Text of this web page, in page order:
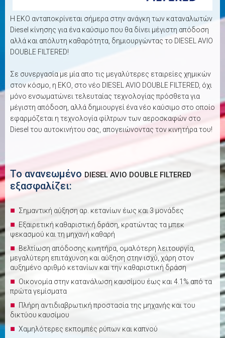
H EKO ανταποκρίνεται σήμερα στην ανάγκη των καταναλωτών
Diesel κίνησης για ένα καύσιμο που θα δίνει μέγιστη απόδοση
αλλά και απόλυτη καθαρότητα, δημιουργώντας το DIESEL AVIO
DOUBLE FILTERED!
Σε συνεργασία με μία απο τις μεγαλύτερες εταιρείες χημικών
στον κόσμο, η ΕΚΟ, στο νέο DIESEL AVIO DOUBLE FILTERED, όχι
μόνο ενσωματώνει τελευταίας τεχνολογίας πρόσθετα για
μέγιστη απόδοση, αλλά δημιουργεί ένα νέο καύσιμο στο οποίο
εφαρμόζεται η τεχνολογία φίλτρων των αεροσκαφών στο
Diesel του αυτοκινήτου σας, απογειώνοντας τον κινητήρα του!
Το ανανεωμένο DIESEL AVIO DOUBLE FILTERED
εξασφαλίζει:
Σημαντική αύξηση αρ. κετανίων έως και 3 μονάδες
Εξαιρετική καθαριστική δράση, κρατώντας τα μπεκ
ψεκασμού και τη μηχανή καθαρή
Βελτίωση απόδοσης κινητήρα, ομαλότερη λειτουργία,
μεγαλύτερη επιτάχυνση και αύξηση στην ισχύ, χάρη στον
αυξημένο αριθμό κετανίων και την καθαριστική δράση
Οικονομία στην κατανάλωση καυσίμου έως και 4.1% από τα
πρώτα γεμίσματα
Πλήρη αντιδιαβρωτική προστασία της μηχανής και του
δικτύου καυσίμου
Χαμηλότερες εκπομπές ρύπων και καπνού